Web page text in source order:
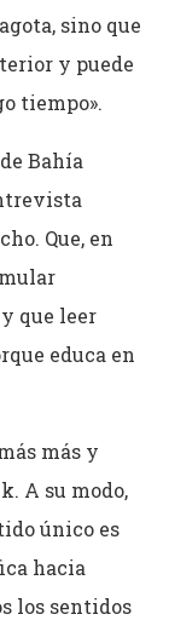
sino que
y puede
tiempo».
Bahía
Que, en
que leer
educa en
más y
A su modo,
único es
hacia
los sentidos